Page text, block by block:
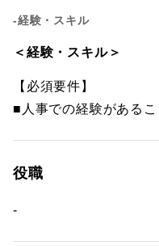
-経験・スキル
＜経験・スキル＞
【必須要件】
■人事での経験があるこ
役職
-